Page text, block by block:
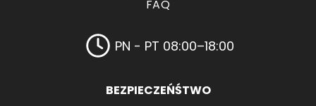
FAQ
PN - PT 08:00–18:00
BEZPIECZEŃŚTWO